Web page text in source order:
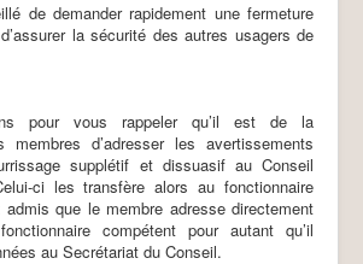
de demander rapidement une fermeture
la sécurité des autres usagers de
pour vous rappeler qu’il est de la
membres d’adresser les avertissements
supplétif et dissuasif au Conseil
ci les transfère alors au fonctionnaire
que le membre adresse directement
compétent pour autant qu’il
au Secrétariat du Conseil.